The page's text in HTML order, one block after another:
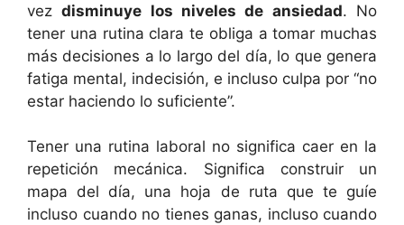
vezdisminuye los niveles de ansiedad. No
tener una rutina clara te obliga a tomar muchas
más decisiones a lo largo del día, lo que genera
fatiga mental, indecisión, e incluso culpa por “no
estar haciendo lo suficiente”.
Tener una rutina laboral no significa caer en la
repetición mecánica. Significa construir un
mapa del día, una hoja de ruta que te guíe
incluso cuando no tienes ganas, incluso cuando